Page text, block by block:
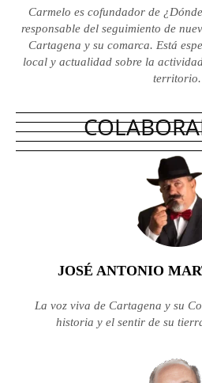
Carmelo es cofundador de
responsable del seguimiento de
Cartagena y su comarca. Está
local y actualidad sobre la
territorio.
JOSÉ ANTONIO
La voz viva de Cartagena y su
historia y el sentir de su